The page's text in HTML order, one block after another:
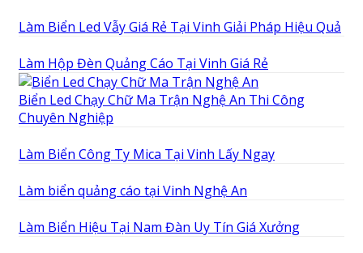
Làm Biển Led Vẫy Giá Rẻ Tại Vinh Giải Pháp Hiệu Quả
Làm Hộp Đèn Quảng Cáo Tại Vinh Giá Rẻ
Biển Led Chạy Chữ Ma Trận Nghệ An Thi Công
Chuyên Nghiệp
Làm Biển Công Ty Mica Tại Vinh Lấy Ngay
Làm biển quảng cáo tại Vinh Nghệ An
Làm Biển Hiệu Tại Nam Đàn Uy Tín Giá Xưởng